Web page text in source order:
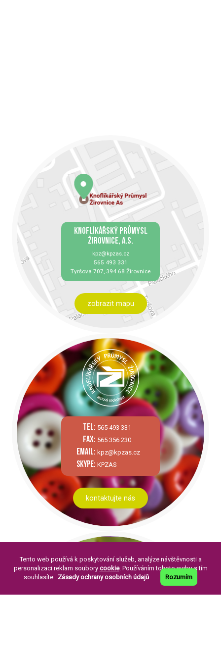
KNOFLÍKÁŘSKÝ PRŮMYSL
ŽIROVNICE, A.S.
kpz@kpzas.cz
565 493 331
Tyršova 707, 394 68 Žirovnice
zobrazit mapu
tel: 565 493 331
fax: 565 356 230
email: kpz@kpzas.cz
skype: KPZAS
kontaktujte nás
Tento web používá k poskytování služeb, analýze návštěvnosti a
personalizaci reklam soubory cookie. Používáním tohoto webu s tím
souhlasíte. Zásady ochrany osobních údajů Rozumím